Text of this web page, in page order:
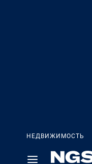
НЕДВИЖИМОСТЬ